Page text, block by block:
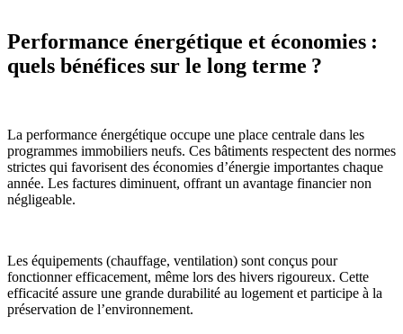
Performance énergétique et économies :
quels bénéfices sur le long terme ?
La performance énergétique occupe une place centrale dans les
programmes immobiliers neufs. Ces bâtiments respectent des normes
strictes qui favorisent des économies d’énergie importantes chaque
année. Les factures diminuent, offrant un avantage financier non
négligeable.
Les équipements (chauffage, ventilation) sont conçus pour
fonctionner efficacement, même lors des hivers rigoureux. Cette
efficacité assure une grande durabilité au logement et participe à la
préservation de l’environnement.